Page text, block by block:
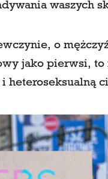
waszych
o
jako pierwsi, to
heteroseksualną